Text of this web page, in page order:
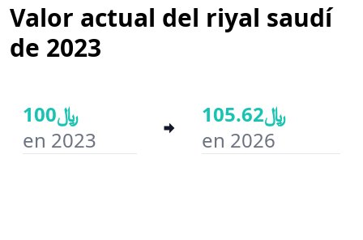
Arabia Saudita
País
Año inicial
Valor actual del riyal saudí
de 2023
﷼100
en 2023
﷼105.62
en 2026